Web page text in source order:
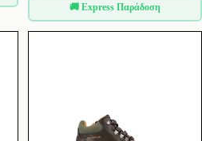
🚚 Express Παράδοση